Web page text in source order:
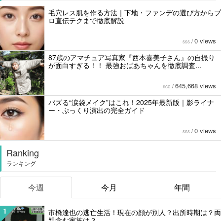
毛穴レス肌を作る方法｜下地・ファンデの選び方からプ
ロ直伝テクまで徹底解説
sss / 0 views
87歳のアマチュア写真家『西本喜美子さん』の自撮り
が面白すぎる！！ 最強おばあちゃんを徹底調査...
rico / 645,668 views
バズる“涙袋メイク”はこれ！2025年最新版｜影ライナ
ー・ぷっくり演出の完全ガイド
sss / 0 views
Ranking
ランキング
今週 今月 年間
1
市橋達也の逃亡生活！現在の顔が別人？出所時期は？両